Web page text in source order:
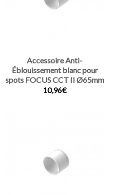
Accessoire Anti-
Éblouissement blanc pour
spots FOCUS CCT II Ø65mm
10,96€